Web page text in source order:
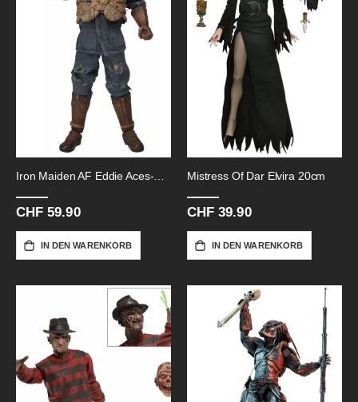
Iron Maiden AF Eddie Aces-High-20cm
CHF 59.90
IN DEN WARENKORB
Mistress Of Dar Elvira 20cm
CHF 39.90
IN DEN WARENKORB